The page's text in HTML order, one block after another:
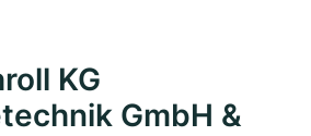
KG
GmbH &